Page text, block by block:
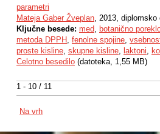
1 - 10 / 11
parametri
Mateja Gaber Žveplan, 2013, diplomsko
Ključne besede: med, botanično
metoda DPPH , fenolne spojine,
proste kisline, skupne kisline, laktoni,
Celotno besedilo (datoteka, 1,55 MB)
Na vrh